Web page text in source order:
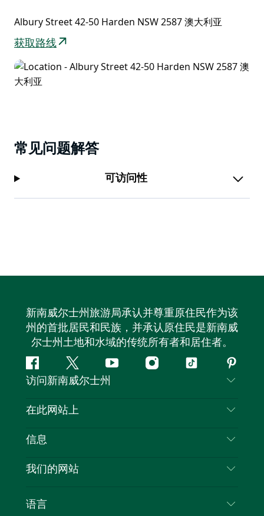
Albury Street 42-50 Harden NSW 2587 澳大利亚
获取路线
常见问题解答
可访问性
新南威尔士州旅游局承认并尊重原住民作为该
州的首批居民和民族，并承认原住民是新南威
尔士州土地和水域的传统所有者和居住者。
Facebook叽
叽
喳
YouTubeInstagram
抖
访问新南威尔士州
联系我们
隐私
Cookie 通知
在此网站上
目的地
新南威尔士州公路旅行
活动
信息
旅行信息
新南威尔士州的商业
我们的网站
语言